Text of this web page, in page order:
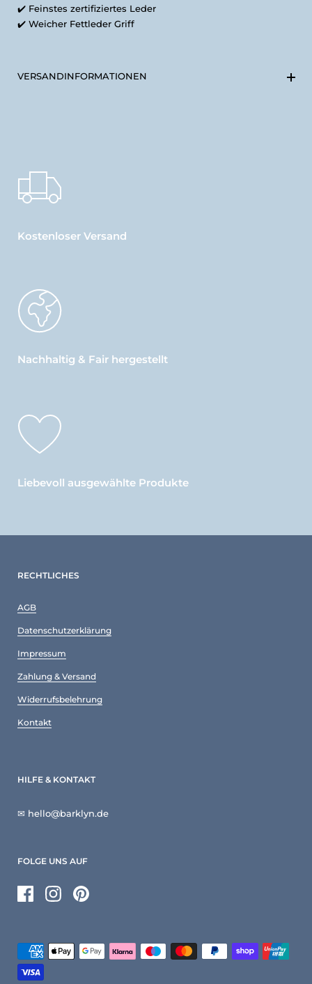
✔️ Feinstes zertifiziertes Leder
✔️ Weicher Fettleder Griff
VERSANDINFORMATIONEN
Kostenloser Versand
Nachhaltig & Fair hergestellt
Liebevoll ausgewählte Produkte
RECHTLICHES
AGB
Datenschutzerklärung
Impressum
Zahlung & Versand
Widerrufsbelehrung
Kontakt
HILFE & KONTAKT
✉ hello@barklyn.de
FOLGE UNS AUF
FacebookInstagramPinterest